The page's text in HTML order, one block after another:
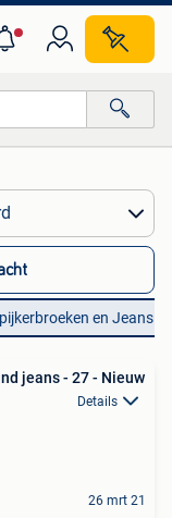
en Jeans
jeans - 27 - Nieuw
Details
26 mrt 21